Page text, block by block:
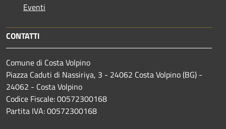
Eventi
CONTATTI
Comune di Costa Volpino
Piazza Caduti di Nassiriya, 3 - 24062 Costa Volpino (BG) -
24062 - Costa Volpino
Codice Fiscale: 00572300168
Partita IVA: 00572300168